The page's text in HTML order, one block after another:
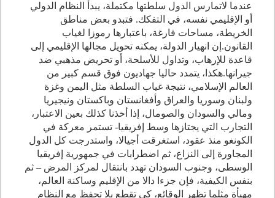
عندما لاتمارس الدول سلطتها مكتملة، يبدأ النظام الدولي
أو الإقليمي نفسه، في التفكك. فتبدو بعض مناطق
الخريطة، مساحات فارغة، باعتبارها رموزا لغياب
القانون. إن انهيار الدولة، يمكنه تحويل مجالها الإقليمي إلى
قاعدة للإرهاب، وتداول للأسلحة، أو تحريض مذهبي ضد
جيرانها.هكذا، يتمدد حاليا جهاديون فوق قسم كبير من
العالم الإسلامي، نتيجة غياب السلطة مثل اليمن وغزة
ولبنان وسوريا والعراق وأفغانستان وباكستان ونيجيريا
ومالي والسودان والصومال، إذا أخذنا كذلك بعين الاعتبار،
التجارب التي يجتازها وسط إفريقيا- تستمر معركة في
الكونغو منذ عقود، استغرقت أجيالا، واستدرجت كل الدول
المجاورة إلى النزاع، ثم اضطرابات في جمهورية إفريقيا
الوسطى، وجنوب السودان تهدد بانتقال لمركز المرض – ثم
بنفس الكيفية، فإن جزءا دالا من الإقليم وساكنة العالم،
مهيأة مثلما تظهر الوقائع، كي تقطع بلا تحفظ مع النظام